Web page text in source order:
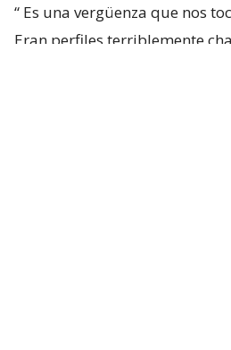
“ Es una vergüenza que nos
Eran perfiles terriblemente